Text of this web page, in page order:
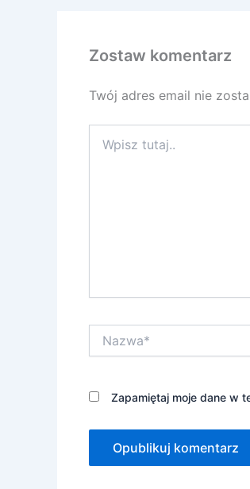
Zostaw komentarz
Twój adres email nie
tutaj..
Zapamiętaj moje dane w